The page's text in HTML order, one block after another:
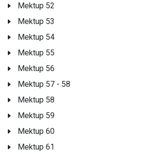
Mektup 52
Mektup 53
Mektup 54
Mektup 55
Mektup 56
Mektup 57 - 58
Mektup 58
Mektup 59
Mektup 60
Mektup 61